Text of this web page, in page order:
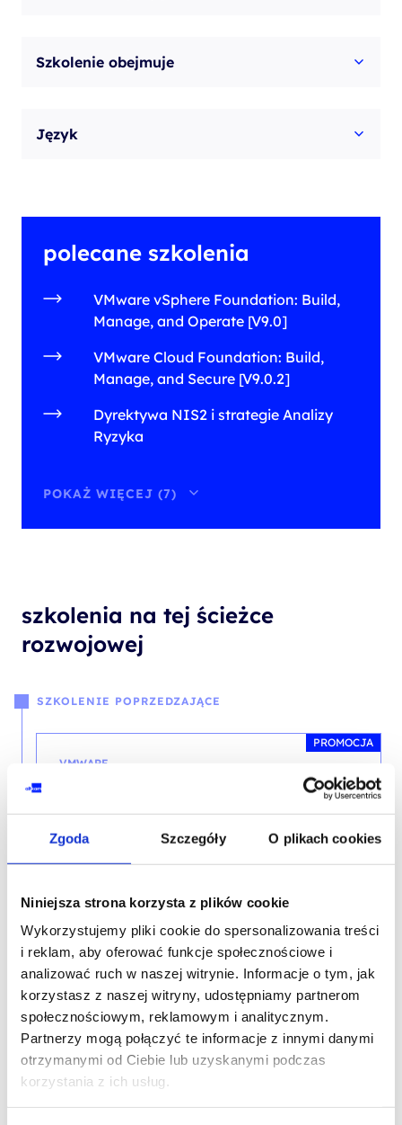
Zgoda Szczegóły O plikach cookies
Niniejsza strona korzysta z plików cookie
Wykorzystujemy pliki cookie do spersonalizowania treści
i reklam, aby oferować funkcje społecznościowe i
analizować ruch w naszej witrynie. Informacje o tym, jak
korzystasz z naszej witryny, udostępniamy partnerom
społecznościowym, reklamowym i analitycznym.
Partnerzy mogą połączyć te informacje z innymi danymi
otrzymanymi od Ciebie lub uzyskanymi podczas
korzystania z ich usług.
Szkolenie obejmuje
Język
polecane szkolenia
VMware vSphere Foundation: Build,
Manage, and Operate [V9.0]
VMware Cloud Foundation: Build,
Manage, and Secure [V9.0.2]
Dyrektywa NIS2 i strategie Analizy
Ryzyka
POKAŻ WIĘCEJ (7)
szkolenia na tej ścieżce
rozwojowej
SZKOLENIE POPRZEDZAJĄCE
PROMOCJA
VMWARE
VMWARE
VMware vSphere: Install, Configure,
Manage [V8]
SZKOLENIE BIEŻĄCE